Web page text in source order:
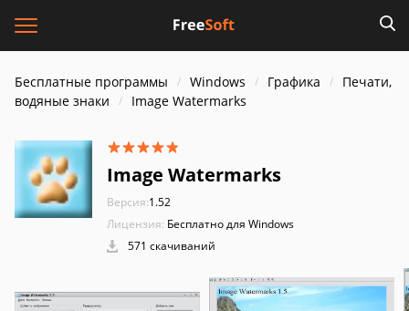
Бесплатные программы Windows Графика
Печати,
водяные знаки
Image Watermarks
Image Watermarks
Версия:1.52
Лицензия: Бесплатно для Windows
571 скачиваний